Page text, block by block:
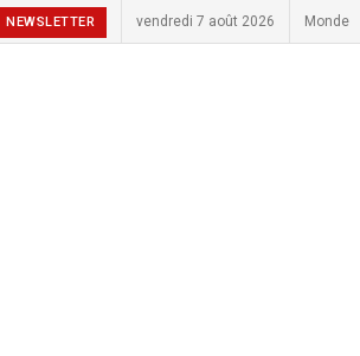
NEWSLETTER vendredi 7 août 2026 Monde